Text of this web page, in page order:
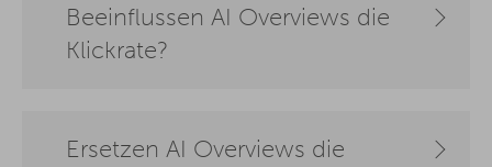
Beeinflussen AI Overviews die
Klickrate?
Ersetzen AI Overviews die